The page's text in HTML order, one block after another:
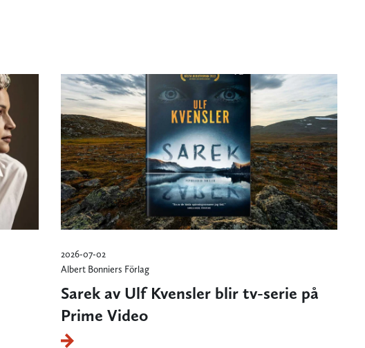
2026-07-02
Albert Bonniers Förlag
Sarek av Ulf Kvensler blir tv-serie på
Prime Video